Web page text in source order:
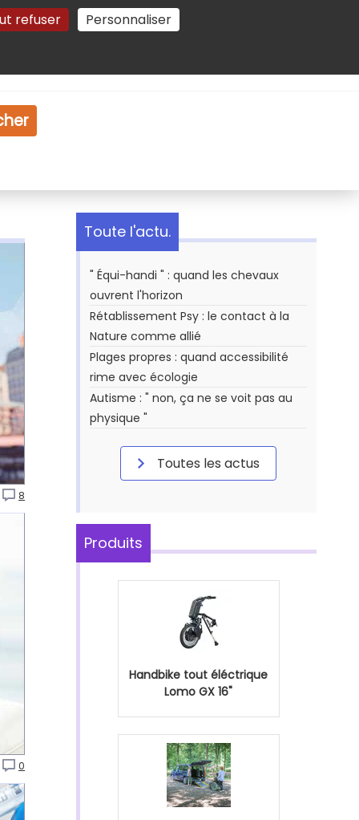
refuser Personnaliser
Gestion des cookies
8
0
Toute l'actu.
" Équi-handi " : quand les chevaux
ouvrent l'horizon
Rétablissement Psy : le contact à la
Nature comme allié
Plages propres : quand accessibilité
rime avec écologie
Autisme : " non, ça ne se voit pas au
physique "
Toutes les actus
Produits
Handbike tout éléctrique
Lomo GX 16"